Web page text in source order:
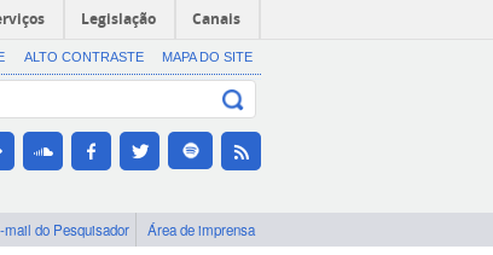
Legislação Canais
ALTO CONTRASTE MAPA DO SITE
mail do Pesquisador Área de imprensa